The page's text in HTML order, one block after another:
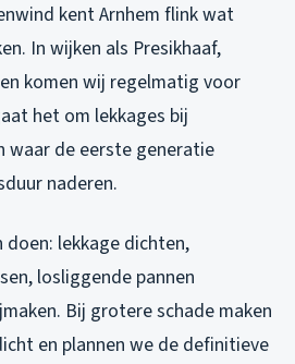
kent Arnhem flink wat
In wijken als Presikhaaf,
komen wij regelmatig voor
het om lekkages bij
waar de eerste generatie
naderen.
lekkage dichten,
losliggende pannen
Bij grotere schade maken
en plannen we de definitieve